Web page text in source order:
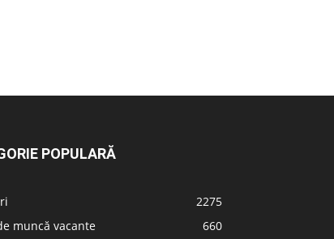
POPULARĂ
2275
muncă vacante
660